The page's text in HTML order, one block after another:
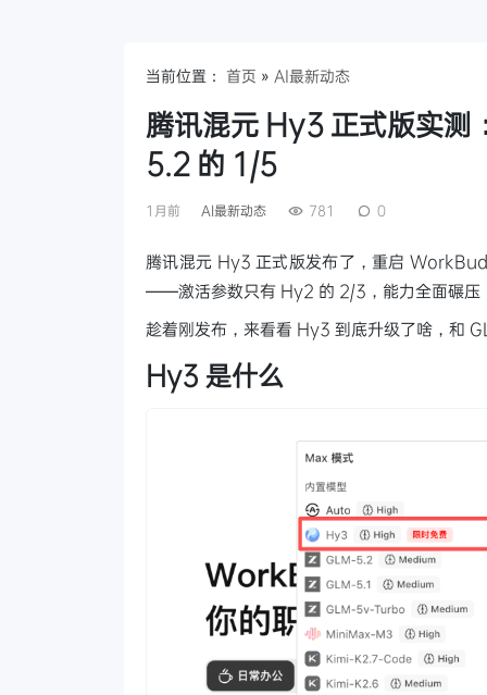
当前位置： 首页 » AI最新动态
腾讯混元 Hy3 正式版实
5.2 的 1/5
1月前 AI最新动态 781 0
腾讯混元 Hy3 正式版发布了，重启
——激活参数只有 Hy2 的 2/3，能力全面碾
趁着刚发布，来看看 Hy3 到底升级了啥，和
Hy3 是什么